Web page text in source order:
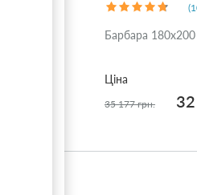
Барбара 180x200
Ціна
35 177 грн. 32